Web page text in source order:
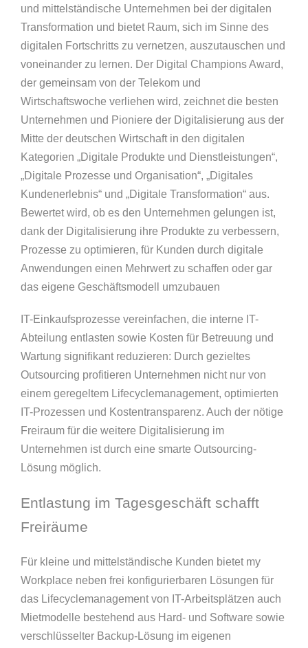
und mittelständische Unternehmen bei der digitalen
Transformation und bietet Raum, sich im Sinne des
digitalen Fortschritts zu vernetzen, auszutauschen und
voneinander zu lernen. Der Digital Champions Award,
der gemeinsam von der Telekom und
Wirtschaftswoche verliehen wird, zeichnet die besten
Unternehmen und Pioniere der Digitalisierung aus der
Mitte der deutschen Wirtschaft in den digitalen
Kategorien „Digitale Produkte und Dienstleistungen“,
„Digitale Prozesse und Organisation“, „Digitales
Kundenerlebnis“ und „Digitale Transformation“ aus.
Bewertet wird, ob es den Unternehmen gelungen ist,
dank der Digitalisierung ihre Produkte zu verbessern,
Prozesse zu optimieren, für Kunden durch digitale
Anwendungen einen Mehrwert zu schaffen oder gar
das eigene Geschäftsmodell umzubauen
IT-Einkaufsprozesse vereinfachen, die interne IT-
Abteilung entlasten sowie Kosten für Betreuung und
Wartung signifikant reduzieren: Durch gezieltes
Outsourcing profitieren Unternehmen nicht nur von
einem geregeltem Lifecyclemanagement, optimierten
IT-Prozessen und Kostentransparenz. Auch der nötige
Freiraum für die weitere Digitalisierung im
Unternehmen ist durch eine smarte Outsourcing-
Lösung möglich.
Entlastung im Tagesgeschäft schafft
Freiräume
Für kleine und mittelständische Kunden bietet my
Workplace neben frei konfigurierbaren Lösungen für
das Lifecyclemanagement von IT-Arbeitsplätzen auch
Mietmodelle bestehend aus Hard- und Software sowie
verschlüsselter Backup-Lösung im eigenen